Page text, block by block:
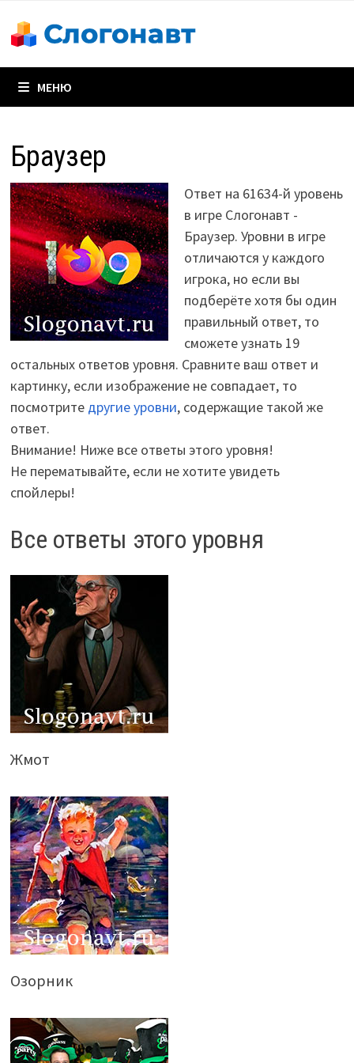
содержимому
МЕНЮ
Браузер
Ответ на 61634-й уровень
в игре Слогонавт -
Браузер. Уровни в игре
отличаются у каждого
игрока, но если вы
подберёте хотя бы один
правильный ответ, то
сможете узнать 19
остальных ответов уровня. Сравните ваш ответ и
картинку, если изображение не совпадает, то
посмотрите другие уровни, содержащие такой же
ответ.
Внимание! Ниже все ответы этого уровня!
Не перематывайте, если не хотите увидеть
спойлеры!
Все ответы этого уровня
Жмот
Озорник